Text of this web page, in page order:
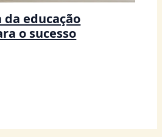
educação
o sucesso